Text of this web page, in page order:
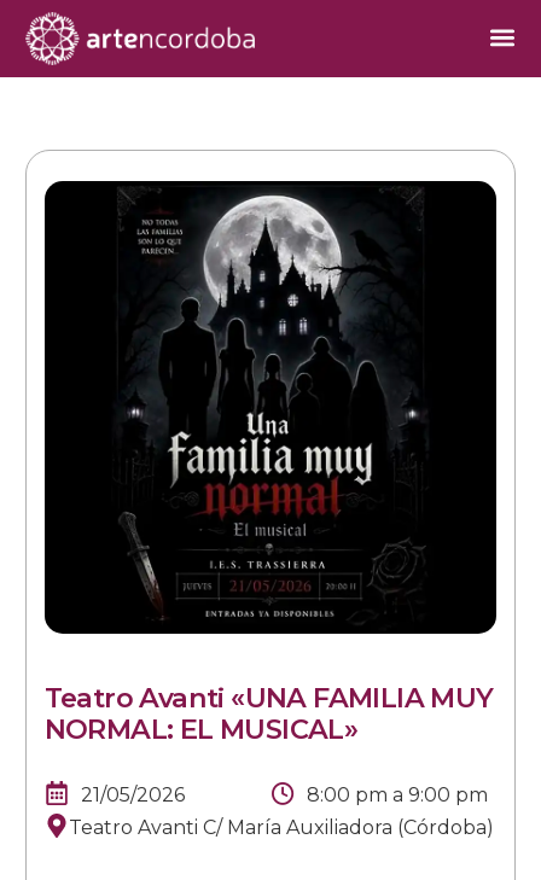
Teatro Avanti «UNA FAMILIA MUY
NORMAL: EL MUSICAL»
21/05/2026 8:00 pm a 9:00 pm
Teatro Avanti C/ María Auxiliadora (Córdoba)